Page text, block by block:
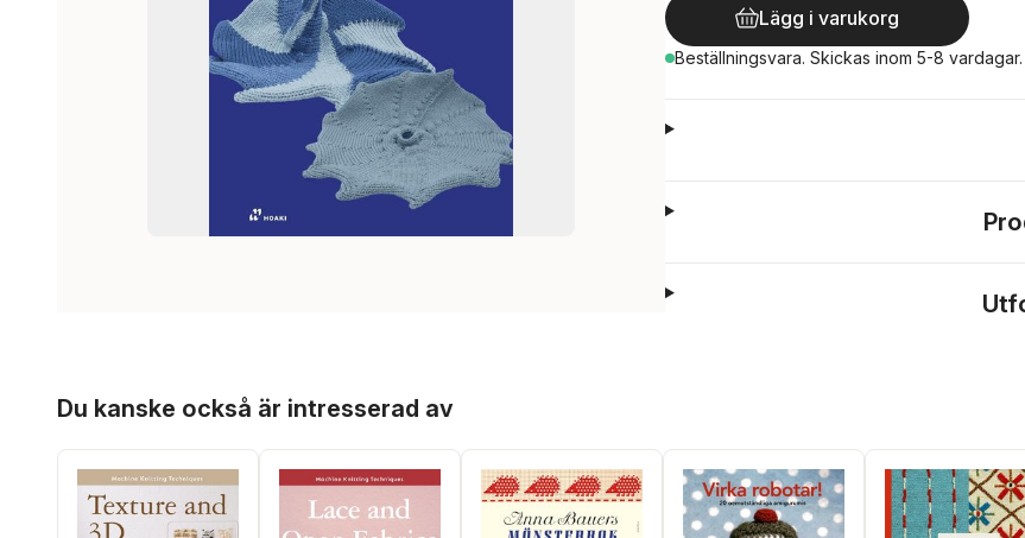
Lägg i varukorg
Beställningsvara. Skickas inom 5-8 vardagar.
Du kanske också är intresserad av